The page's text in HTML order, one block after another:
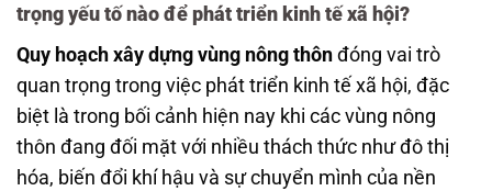
trọng yếu tố nào để phát triển kinh tế xã hội?
Quy hoạch xây dựng vùng nông thôn đóng vai trò
quan trọng trong việc phát triển kinh tế xã hội, đặc
biệt là trong bối cảnh hiện nay khi các vùng nông
thôn đang đối mặt với nhiều thách thức như đô thị
hóa, biến đổi khí hậu và sự chuyển mình của nền